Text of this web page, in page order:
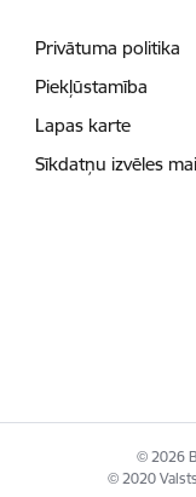
Privātuma politika
Piekļūstamība
Lapas karte
Sīkdatņu izvēles
© 2026
© 2020